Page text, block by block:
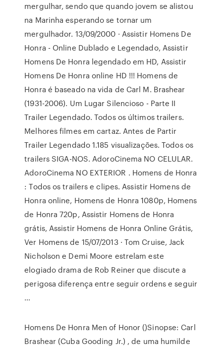
mergulhar, sendo que quando jovem se alistou
na Marinha esperando se tornar um
mergulhador. 13/09/2000 · Assistir Homens De
Honra - Online Dublado e Legendado, Assistir
Homens De Honra legendado em HD, Assistir
Homens De Honra online HD !!! Homens de
Honra é baseado na vida de Carl M. Brashear
(1931-2006). Um Lugar Silencioso - Parte II
Trailer Legendado. Todos os últimos trailers.
Melhores filmes em cartaz. Antes de Partir
Trailer Legendado 1.185 visualizações. Todos os
trailers SIGA-NOS. AdoroCinema NO CELULAR.
AdoroCinema NO EXTERIOR . Homens de Honra
: Todos os trailers e clipes. Assistir Homens de
Honra online, Homens de Honra 1080p, Homens
de Honra 720p, Assistir Homens de Honra
grátis, Assistir Homens de Honra Online Grátis,
Ver Homens de 15/07/2013 · Tom Cruise, Jack
Nicholson e Demi Moore estrelam este
elogiado drama de Rob Reiner que discute a
perigosa diferença entre seguir ordens e seguir
…
Homens De Honra Men of Honor ()Sinopse: Carl
Brashear (Cuba Gooding Jr.) , de uma humilde